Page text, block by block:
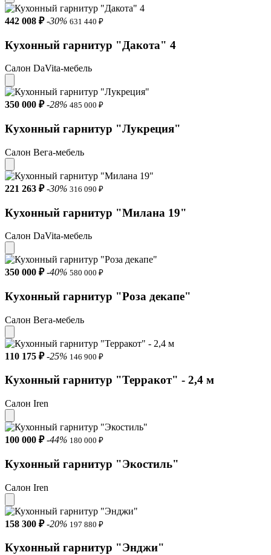
442 008 ₽ -30% 631 440 ₽
Кухонный гарнитур "Дакота" 4
Салон DaVita-мебель
350 000 ₽ -28% 485 000 ₽
Кухонный гарнитур "Лукреция"
Салон Вега-мебель
221 263 ₽ -30% 316 090 ₽
Кухонный гарнитур "Милана 19"
Салон DaVita-мебель
350 000 ₽ -40% 580 000 ₽
Кухонный гарнитур "Роза декапе"
Салон Вега-мебель
110 175 ₽ -25% 146 900 ₽
Кухонный гарнитур "Терракот" - 2,4 м
Салон Iren
100 000 ₽ -44% 180 000 ₽
Кухонный гарнитур "Экостиль"
Салон Iren
158 300 ₽ -20% 197 880 ₽
Кухонный гарнитур "Энджи"